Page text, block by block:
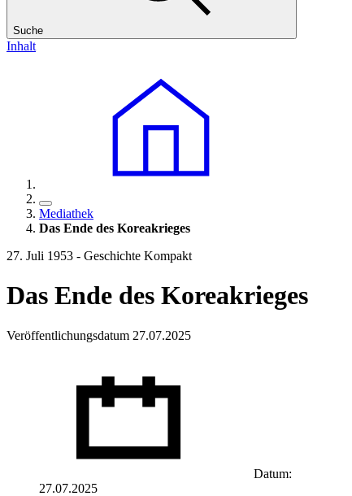
Suche
Inhalt
Mediathek
Das Ende des Koreakrieges
27. Juli 1953 - Geschichte Kompakt
Das Ende des Koreakrieges
Veröffentlichungsdatum 27.07.2025
Datum:
27.07.2025